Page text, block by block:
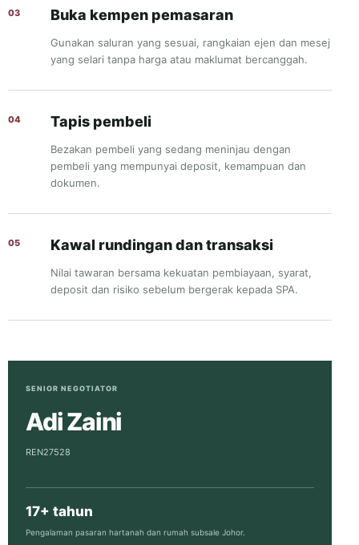
Buka kempen pemasaran
Gunakan saluran yang sesuai, rangkaian ejen dan mesej
yang selari tanpa harga atau maklumat bercanggah.
Tapis pembeli
Bezakan pembeli yang sedang meninjau dengan
pembeli yang mempunyai deposit, kemampuan dan
dokumen.
Kawal rundingan dan transaksi
Nilai tawaran bersama kekuatan pembiayaan, syarat,
deposit dan risiko sebelum bergerak kepada SPA.
SENIOR NEGOTIATOR
Adi Zaini
REN27528
17+ tahun
Pengalaman pasaran hartanah dan rumah subsale Johor.